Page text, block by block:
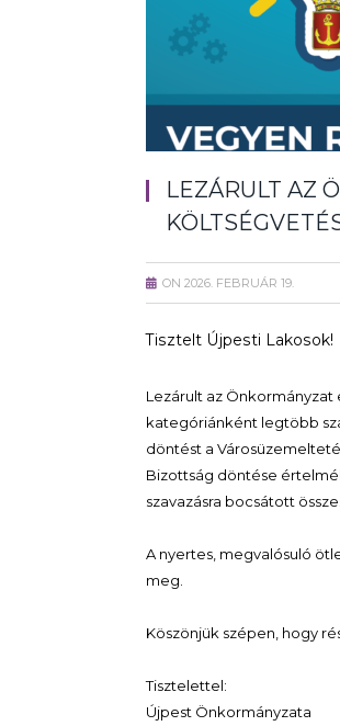
LEZÁRULT AZ
ON 2026. FEBRUÁR 19.
Tisztelt Újpesti Lakosok!
Lezárult az Önkormányzat
kategóriánként legtöbb
döntést a
Bizottság döntése
szavazásra bocsátott
A nyertes, megvalósuló
meg.
Köszönjük szépen, hogy
Tisztelettel:
Újpest Önkormányzata